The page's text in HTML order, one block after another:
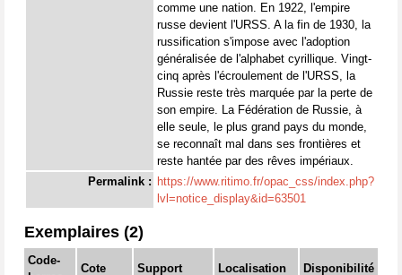
comme une nation. En 1922, l'empire
russe devient l'URSS. A la fin de 1930, la
russification s'impose avec l'adoption
généralisée de l'alphabet cyrillique. Vingt-
cinq après l'écroulement de l'URSS, la
Russie reste très marquée par la perte de
son empire. La Fédération de Russie, à
elle seule, le plus grand pays du monde,
se reconnaît mal dans ses frontières et
reste hantée par des rêves impériaux.
Permalink : https://www.ritimo.fr/opac_css/index.php?
lvl=notice_display&id=63501
Exemplaires (2)
Code-
Cote Support Localisation Disponibilité